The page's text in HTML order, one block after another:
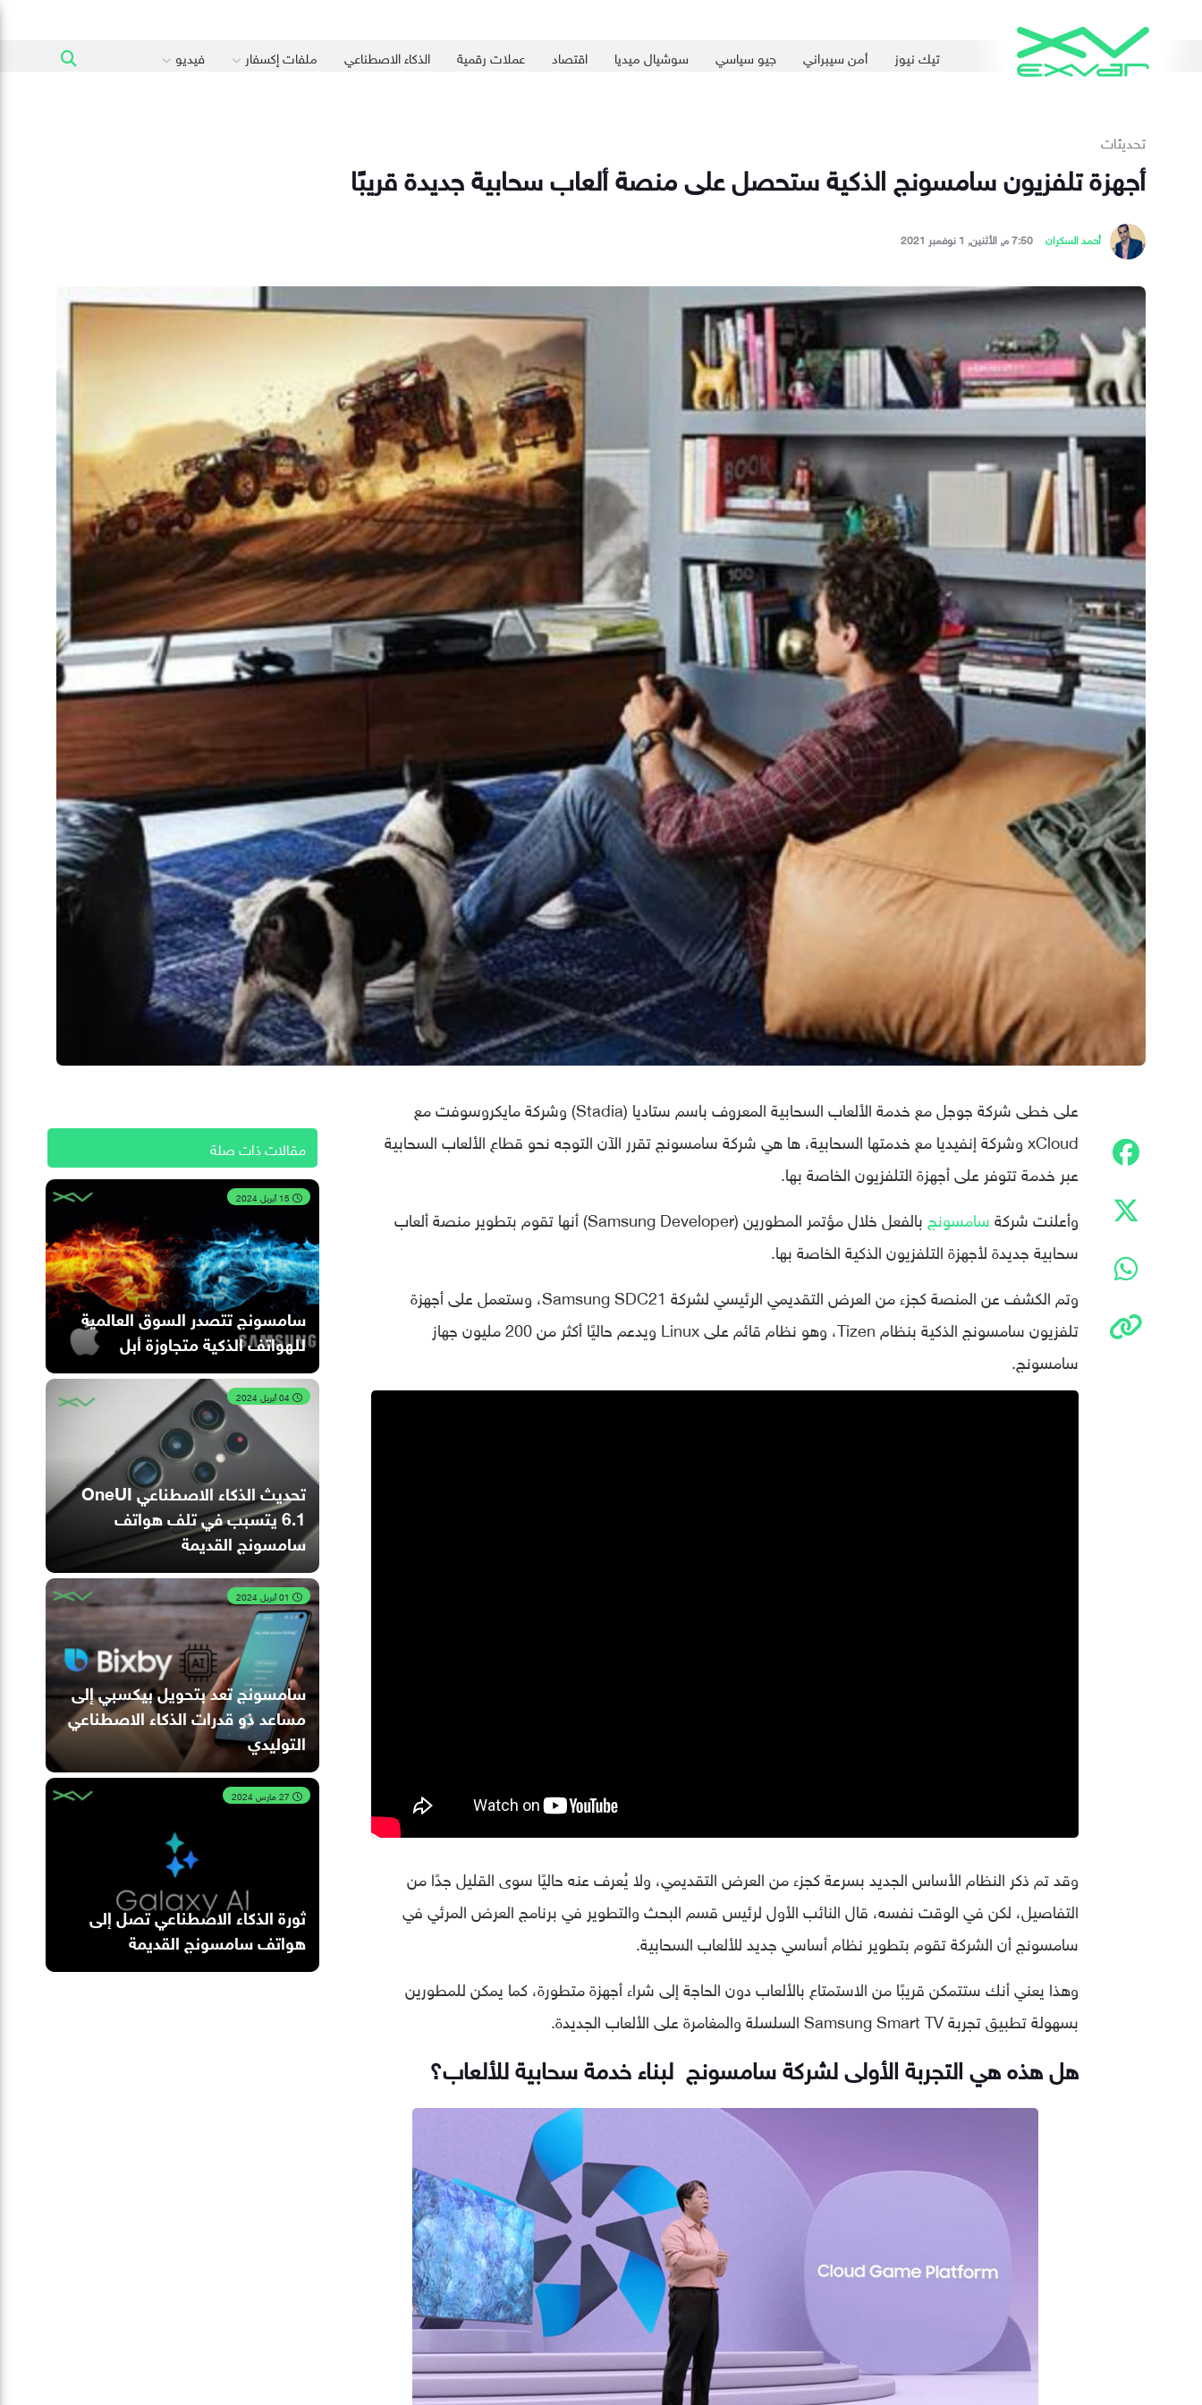
تيك نيوز أمن سيبراني جيو سياسي سوشيال ميديا اقتصاد عملات رقمية الذكاء الاصطناعي ملفات إكسفار فيديو
تحديثات
أجهزة تلفزيون سامسونج الذكية ستحصل على منصة ألعاب سحابية جديدة قريبًا
أحمد السكران 7:50 م, الأثنين, 1 نوفمبر 2021
على خطى شركة جوجل مع خدمة الألعاب السحابية المعروف باسم ستاديا (Stadia) وشركة مايكروسوفت مع
xCloud وشركة إنفيديا مع خدمتها السحابية، ها هي شركة سامسونج تقرر الآن التوجه نحو قطاع الألعاب السحابية
عبر خدمة تتوفر على أجهزة التلفزيون الخاصة بها.
وأعلنت شركةسامسونج
بالفعل خلال مؤتمر المطورين (Samsung Developer) أنها تقوم بتطوير منصة ألعاب
سحابية جديدة لأجهزة التلفزيون الذكية الخاصة بها.
وتم الكشف عن المنصة كجزء من العرض التقديمي الرئيسي لشركة Samsung SDC21، وستعمل على أجهزة
تلفزيون سامسونج الذكية بنظام Tizen، وهو نظام قائم على Linux ويدعم حاليًا أكثر من 200 مليون جهاز
سامسونج.
وقد تم ذكر النظام الأساس الجديد بسرعة كجزء من العرض التقديمي، ولا يُعرف عنه حاليًا سوى القليل جدًا من
التفاصيل، لكن في الوقت نفسه، قال النائب الأول لرئيس قسم البحث والتطوير في برنامج العرض المرئي في
سامسونج أن الشركة تقوم بتطوير نظام أساسي جديد للألعاب السحابية.
وهذا يعني أنك ستتمكن قريبًا من الاستمتاع بالألعاب دون الحاجة إلى شراء أجهزة متطورة، كما يمكن للمطورين
بسهولة تطبيق تجربة Samsung Smart TV السلسلة والمغامرة على الألعاب الجديدة.
هل هذه هي التجربة الأولى لشركة سامسونج لبناء خدمة سحابية للألعاب؟
مقالات ذات صلة
سامسونج تتصدر السوق العالمية
للهواتف الذكية متجاوزة أبل
تحديث الذكاء الاصطناعي OneUI
6.1 يتسبب في تلف هواتف
سامسونج القديمة
سامسونج تعد بتحويل بيكسبي إلى
مساعد ذو قدرات الذكاء الاصطناعي
التوليدي
ثورة الذكاء الاصطناعي تصل إلى
هواتف سامسونج القديمة